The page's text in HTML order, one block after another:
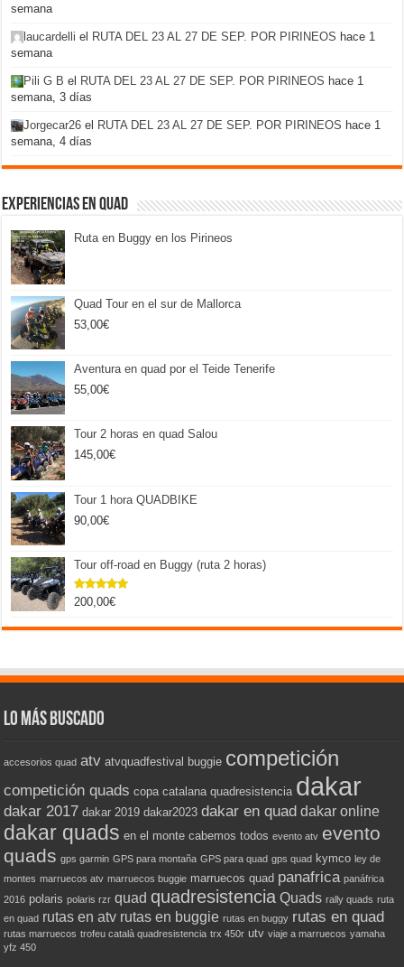
semana
laucardelli el RUTA DEL 23 AL 27 DE SEP. POR PIRINEOS hace 1
semana
Pili G B el RUTA DEL 23 AL 27 DE SEP. POR PIRINEOS hace 1
semana, 3 días
Jorgecar26 el RUTA DEL 23 AL 27 DE SEP. POR PIRINEOS hace 1
semana, 4 días
Experiencias en Quad
Ruta en Buggy en los Pirineos
Quad Tour en el sur de Mallorca
53,00€
Aventura en quad por el Teide Tenerife
55,00€
Tour 2 horas en quad Salou
145,00€
Tour 1 hora QUADBIKE
90,00€
Tour off-road en Buggy (ruta 2 horas)
Valorado
de 5
200,00€
Lo más buscado
accesorios quad atv atvquadfestival buggie competición
competición quads copa catalana quadresistencia dakar
dakar 2017 dakar 2019 dakar2023 dakar en quad dakar online
dakar quads en el monte cabemos todos evento atv evento
quads gps garmin GPS para montaña GPS para quad gps quad kymco ley de
montes marruecos atv marruecos buggie marruecos quad panafrica panáfrica
2016 polaris polaris rzr quad quadresistencia Quads rally quads ruta
en quad rutas en atv rutas en buggie rutas en buggy rutas en quad
rutas marruecos trofeu català quadresistencia trx 450r utv viaje a marruecos yamaha
yfz 450